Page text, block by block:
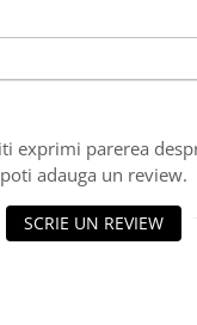
exprimi parerea
poti adauga un review.
SCRIE UN REVIEW